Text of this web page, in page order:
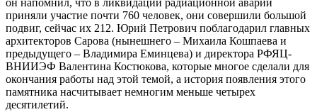
он напомнил, что в ликвидации радиационной аварии
приняли участие почти 760 человек, они совершили большой
подвиг, сейчас их 212. Юрий Петрович поблагодарил главных
архитекторов Сарова (нынешнего – Михаила Кошпаева и
предыдущего – Владимира Еминцева) и директора РФЯЦ-
ВНИИЭФ Валентина Костюкова, которые многое сделали для
окончания работы над этой темой, а история появления этого
памятника насчитывает немногим меньше четырех
десятилетий.